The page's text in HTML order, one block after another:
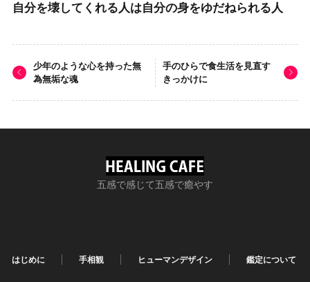
自分を壊してくれる人は自分の身をゆだねられる人
少年のような心を持った無
為無垢な魂
手のひらで食生活を見直す
きっかけに
五感で感じて五感で癒やす
はじめに 手相観 ヒューマンデザイン 鑑定について